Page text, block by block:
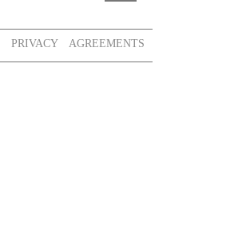
PRIVACY AGREEMENTS